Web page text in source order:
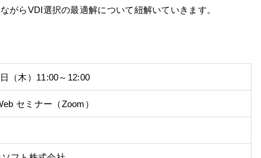
がらVDI選択の最適解について紐解いていきます。
（木） 11:00～12:00
セミナー（Zoom）